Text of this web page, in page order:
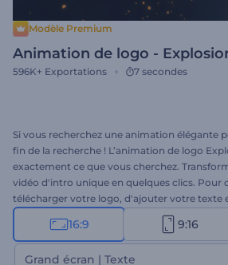
Modèle Premium
Animation de logo -
596K+ Exportations 7 secondes
Si vous recherchez une animation élégante
fin de la recherche ! L’animation de logo
exactement ce que vous cherchez.
vidéo d'intro unique en quelques clics. Pour
télécharger votre logo, d'ajouter votre texte
lumineux des particules rendre votre marque
d'essayer ? Alors, allez-y !
16:9 9:16
Grand écran | Texte